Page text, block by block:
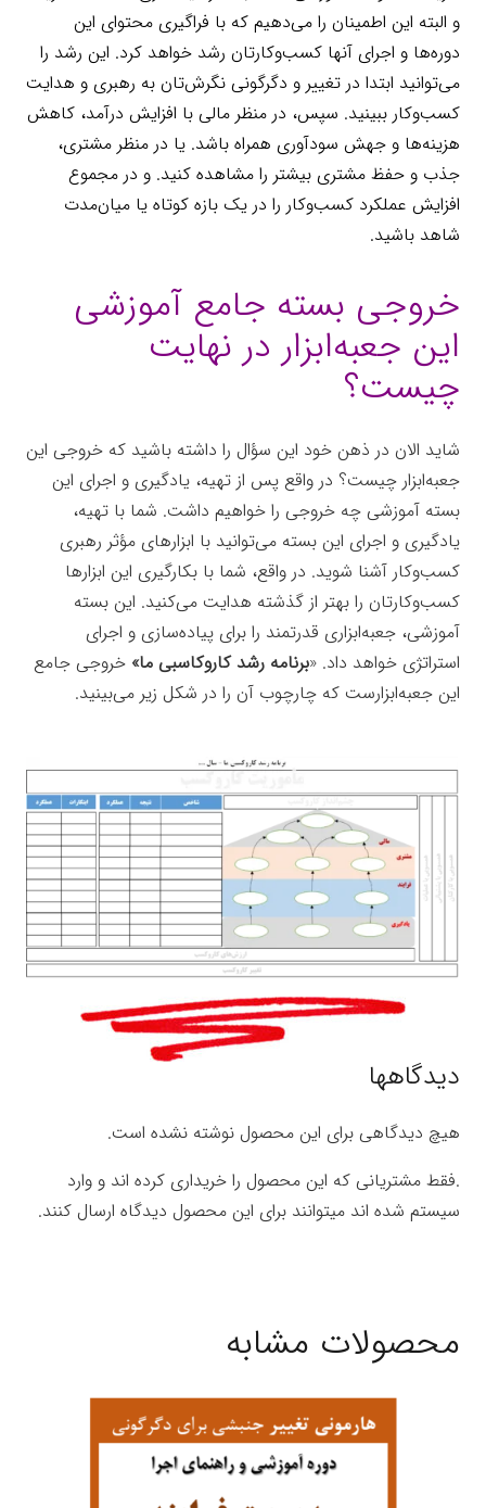
و البته این اطمینان را می‌دهیم که با فراگیری محتوای این
دوره‌ها و اجرای آنها کسب‌وکارتان رشد خواهد کرد. این رشد را
می‌توانید ابتدا در تغییر و دگرگونی نگرش‌تان به رهبری و هدایت
کسب‌وکار ببینید. سپس، در منظر مالی با افزایش درآمد، کاهش
هزینه‌ها و جهش سودآوری همراه باشد. یا در منظر مشتری،
جذب و حفظ مشتری بیشتر را مشاهده کنید. و در مجموع
افزایش عملکرد کسب‌وکار را در یک بازه کوتاه یا میان‌مدت
شاهد باشید.
خروجی بسته جامع آموزشی
این جعبه‌ابزار در نهایت
چیست؟
شاید الان در ذهن خود این سؤال را داشته باشید که خروجی این
جعبه‌ابزار چیست؟ در واقع پس از تهیه، یادگیری و اجرای این
بسته آموزشی چه خروجی را خواهیم داشت. شما با تهیه،
یادگیری و اجرای این بسته می‌توانید با ابزارهای مؤثر رهبری
کسب‌وکار آشنا شوید. در واقع، شما با بکارگیری این ابزارها
کسب‌وکارتان را بهتر از گذشته هدایت می‌کنید. این بسته
آموزشی، جعبه‌ابزاری قدرتمند را برای پیاده‌سازی و اجرای
استراتژی خواهد داد. «برنامه رشد کاروکاسبی ما» خروجی جامع
این جعبه‌ابزارست که چارچوب آن را در شکل زیر می‌بینید.
دیدگاهها
هیچ دیدگاهی برای این محصول نوشته نشده است.
.فقط مشتریانی که این محصول را خریداری کرده اند و وارد
سیستم شده اند میتوانند برای این محصول دیدگاه ارسال کنند.
محصولات مشابه